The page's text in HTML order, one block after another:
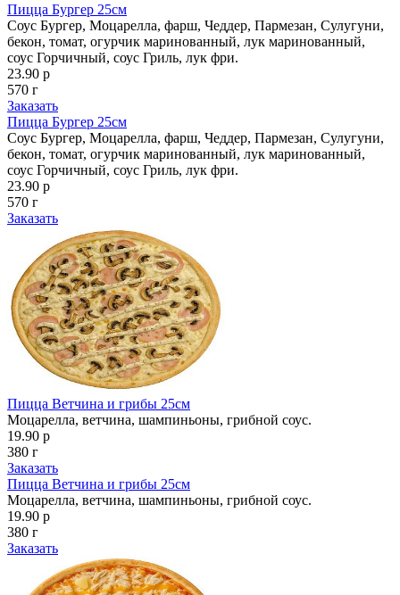
Пицца Бургер 25см
Соус Бургер, Моцарелла, фарш, Чеддер, Пармезан, Сулугуни,
бекон, томат, огурчик маринованный, лук маринованный,
соус Горчичный, соус Гриль, лук фри.
23.90 р
570 г
Заказать
Пицца Бургер 25см
Соус Бургер, Моцарелла, фарш, Чеддер, Пармезан, Сулугуни,
бекон, томат, огурчик маринованный, лук маринованный,
соус Горчичный, соус Гриль, лук фри.
23.90 р
570 г
Заказать
Пицца Ветчина и грибы 25см
Моцарелла, ветчина, шампиньоны, грибной соус.
19.90 р
380 г
Заказать
Пицца Ветчина и грибы 25см
Моцарелла, ветчина, шампиньоны, грибной соус.
19.90 р
380 г
Заказать